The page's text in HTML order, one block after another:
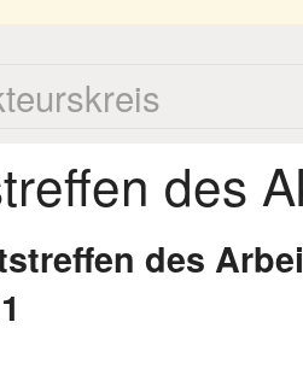
des
des